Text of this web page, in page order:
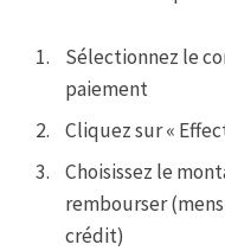
Sélectionnez le
paiement
Cliquez sur «
Choisissez le
rembourser
crédit)